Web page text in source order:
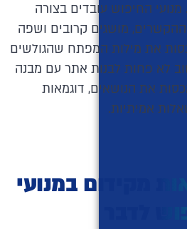
מנועי החיפוש עובדים בצורה
מושגים קרובים ושפה
את מילות המפתח שהגולשים
לא פחות לבנות אתר עם מבנה
את הנושאים, דוגמאות
אמיתיות.
מקידום במנועי
לדבר